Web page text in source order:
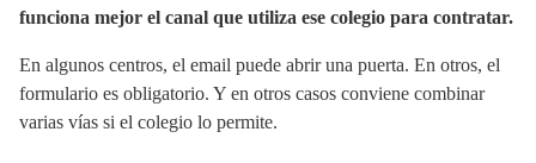
funciona mejor el canal que utiliza ese colegio para contratar.
En algunos centros, el email puede abrir una puerta. En otros, el
formulario es obligatorio. Y en otros casos conviene combinar
varias vías si el colegio lo permite.